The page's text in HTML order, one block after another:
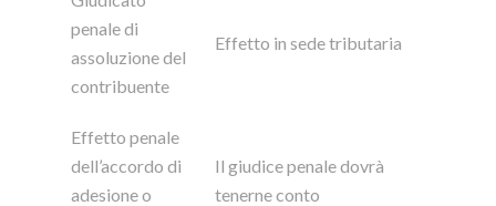
penale di
assoluzione del
contribuente
Effetto in sede tributaria
Effetto penale
dell’accordo di
adesione o
Il giudice penale dovrà
tenerne conto